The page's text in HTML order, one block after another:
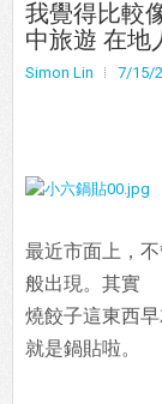
我覺得比較
中旅遊 在地
Simon Lin 7/15/
最近市面上，
般出現。其實
燒餃子這東西
就是鍋貼啦。